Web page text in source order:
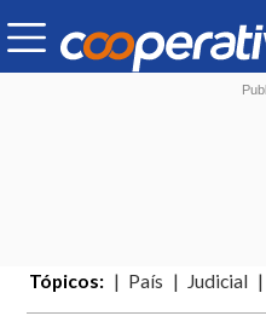
Tópicos: País Judicial